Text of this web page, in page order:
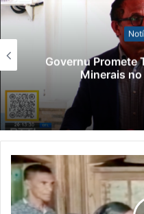
Notísia Kalan
Promete Tau
Minerais no Setór